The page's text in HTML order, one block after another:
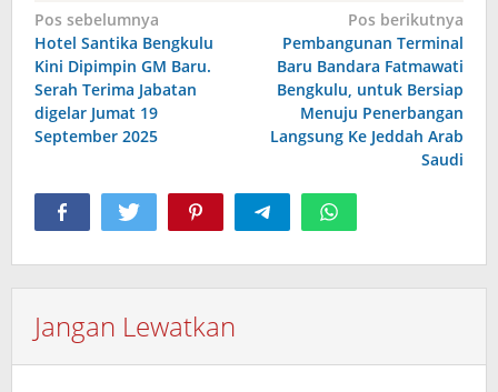
Navigasi
pos
Pos sebelumnya
Hotel Santika Bengkulu
Kini Dipimpin GM Baru.
Serah Terima Jabatan
digelar Jumat 19
September 2025
Pos berikutnya
Pembangunan Terminal
Baru Bandara Fatmawati
Bengkulu, untuk Bersiap
Menuju Penerbangan
Langsung Ke Jeddah Arab
Saudi
Jangan Lewatkan